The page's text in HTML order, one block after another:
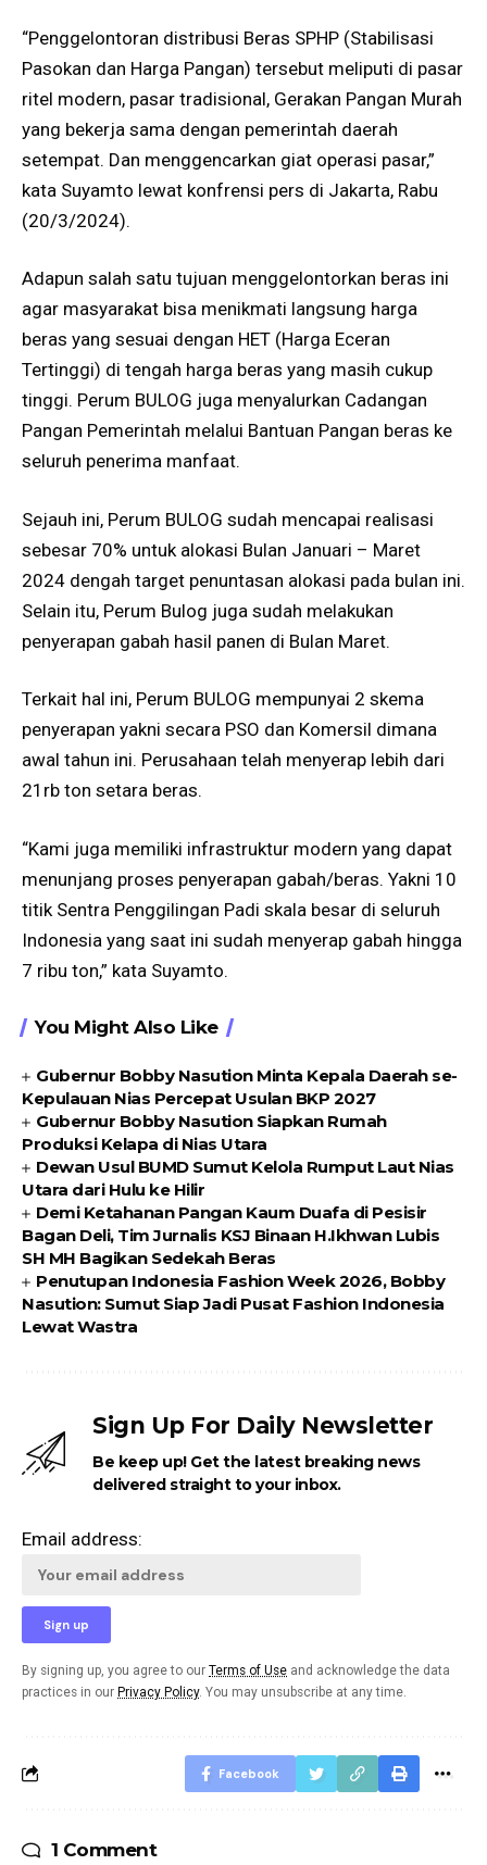
“Penggelontoran distribusi Beras SPHP (Stabilisasi
Pasokan dan Harga Pangan) tersebut meliputi di pasar
ritel modern, pasar tradisional, Gerakan Pangan Murah
yang bekerja sama dengan pemerintah daerah
setempat. Dan menggencarkan giat operasi pasar,”
kata Suyamto lewat konfrensi pers di Jakarta, Rabu
(20/3/2024).
Adapun salah satu tujuan menggelontorkan beras ini
agar masyarakat bisa menikmati langsung harga
beras yang sesuai dengan HET (Harga Eceran
Tertinggi) di tengah harga beras yang masih cukup
tinggi. Perum BULOG juga menyalurkan Cadangan
Pangan Pemerintah melalui Bantuan Pangan beras ke
seluruh penerima manfaat.
Sejauh ini, Perum BULOG sudah mencapai realisasi
sebesar 70% untuk alokasi Bulan Januari – Maret
2024 dengah target penuntasan alokasi pada bulan ini.
Selain itu, Perum Bulog juga sudah melakukan
penyerapan gabah hasil panen di Bulan Maret.
Terkait hal ini, Perum BULOG mempunyai 2 skema
penyerapan yakni secara PSO dan Komersil dimana
awal tahun ini. Perusahaan telah menyerap lebih dari
21rb ton setara beras.
“Kami juga memiliki infrastruktur modern yang dapat
menunjang proses penyerapan gabah/beras. Yakni 10
titik Sentra Penggilingan Padi skala besar di seluruh
Indonesia yang saat ini sudah menyerap gabah hingga
7 ribu ton,” kata Suyamto.
You Might Also Like
Gubernur Bobby Nasution Minta Kepala Daerah se-
Kepulauan Nias Percepat Usulan BKP 2027
Gubernur Bobby Nasution Siapkan Rumah
Produksi Kelapa di Nias Utara
Dewan Usul BUMD Sumut Kelola Rumput Laut Nias
Utara dari Hulu ke Hilir
Demi Ketahanan Pangan Kaum Duafa di Pesisir
Bagan Deli, Tim Jurnalis KSJ Binaan H.Ikhwan Lubis
SH MH Bagikan Sedekah Beras
Penutupan Indonesia Fashion Week 2026, Bobby
Nasution: Sumut Siap Jadi Pusat Fashion Indonesia
Lewat Wastra
Sign Up For Daily Newsletter
Be keep up! Get the latest breaking news
delivered straight to your inbox.
Email address:
By signing up, you agree to our Terms of Use and acknowledge the data
practices in our Privacy Policy. You may unsubscribe at any time.
Facebook
1 Comment